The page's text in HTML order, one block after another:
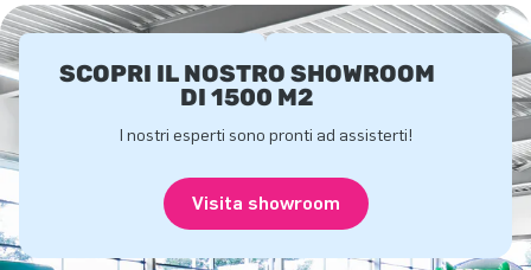
SCOPRI IL NOSTRO SHOWROOM
DI 1500 M2
I nostri esperti sono pronti ad assisterti!
Visita showroom